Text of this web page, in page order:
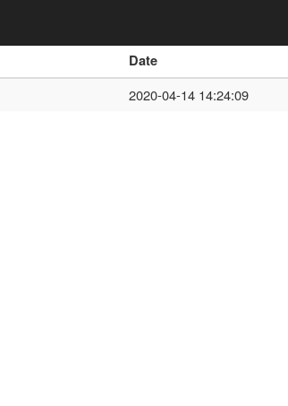
Date
2020-04-14 14:24:09